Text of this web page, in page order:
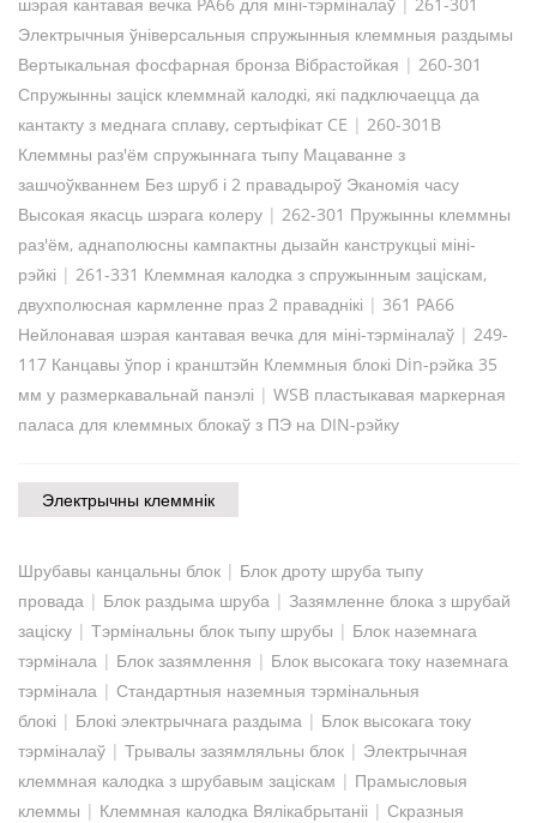
Электрычныя ўніверсальныя спружынныя клеммныя раздымы
Вертыкальная фосфарная бронза Вібрастойкая | 260-301
Спружынны заціск клеммнай калодкі, які падключаецца да
кантакту з меднага сплаву, сертыфікат CE | 260-301B
Клеммны раз'ём спружыннага тыпу Мацаванне з
зашчоўкваннем Без шруб і 2 правадыроў Эканомія часу
Высокая якасць шэрага колеру | 262-301 Пружынны клеммны
раз'ём, аднаполюсны кампактны дызайн канструкцыі міні-
рэйкі | 261-331 Клеммная калодка з спружынным заціскам,
двухполюсная кармленне праз 2 праваднікі | 361 PA66
Нейлонавая шэрая кантавая вечка для міні-тэрміналаў | 249-
117 Канцавы ўпор і кранштэйн Клеммныя блокі Din-рэйка 35
мм у размеркавальнай панэлі | WSB пластыкавая маркерная
паласа для клеммных блокаў з ПЭ на DIN-рэйку
Электрычны клеммнік
Шрубавы канцальны блок | Блок дроту шруба тыпу
провада | Блок раздыма шруба | Зазямленне блока з шрубай
заціску | Тэрмінальны блок тыпу шрубы | Блок наземнага
тэрмінала | Блок зазямлення | Блок высокага току наземнага
тэрмінала | Стандартныя наземныя тэрмінальныя
блокі | Блокі электрычнага раздыма | Блок высокага току
тэрміналаў | Трывалы зазямляльны блок | Электрычная
клеммная калодка з шрубавым заціскам | Прамысловыя
клеммы | Клеммная калодка Вялікабрытаніі | Скразныя